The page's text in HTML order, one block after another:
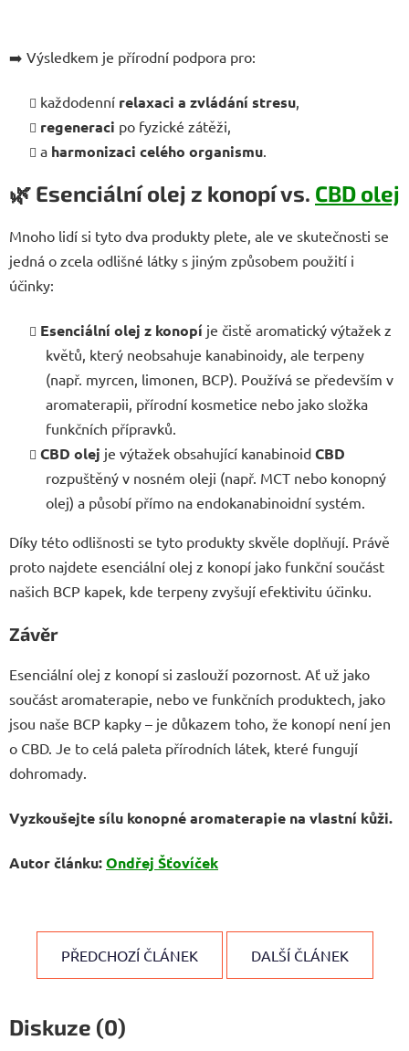
➡️ Výsledkem je přírodní podpora pro:
každodenní relaxaci a zvládání stresu,
regeneraci po fyzické zátěži,
a harmonizaci celého organismu.
🌿 Esenciální olej z konopí vs. CBD olej
Mnoho lidí si tyto dva produkty plete, ale ve skutečnosti se
jedná o zcela odlišné látky s jiným způsobem použití i
účinky:
Esenciální olej z konopí je čistě aromatický výtažek z
květů, který neobsahuje kanabinoidy, ale terpeny
(např. myrcen, limonen, BCP). Používá se především v
aromaterapii, přírodní kosmetice nebo jako složka
funkčních přípravků.
CBD olej je výtažek obsahující kanabinoid CBD
rozpuštěný v nosném oleji (např. MCT nebo konopný
olej) a působí přímo na endokanabinoidní systém.
Díky této odlišnosti se tyto produkty skvěle doplňují. Právě
proto najdete esenciální olej z konopí jako funkční součást
našich BCP kapek, kde terpeny zvyšují efektivitu účinku.
Závěr
Esenciální olej z konopí si zaslouží pozornost. Ať už jako
součást aromaterapie, nebo ve funkčních produktech, jako
jsou naše BCP kapky – je důkazem toho, že konopí není jen
o CBD. Je to celá paleta přírodních látek, které fungují
dohromady.
Vyzkoušejte sílu konopné aromaterapie na vlastní kůži.
Autor článku:Ondřej Šťovíček
PŘEDCHOZÍ ČLÁNEK DALŠÍ ČLÁNEK
Diskuze (0)